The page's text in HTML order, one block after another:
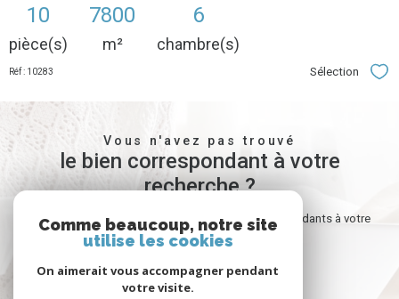
10
pièce(s)
7800
m²
6
chambre(s)
Réf : 10283 Sélection
Vous n'avez pas trouvé
le bien correspondant à votre
recherche ?
Créer une alerte email et recevez les biens correspondants à votre
recherche dans votre boîte mail !
créer l'alerte
Comme beaucoup, notre site
utilise les cookies
On aimerait vous accompagner pendant
votre visite.